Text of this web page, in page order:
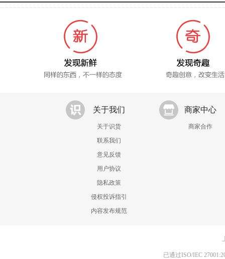
关于我们
关于识货
联系我们
意见反馈
用户协议
隐私政策
侵权投诉指引
内容发布规范
商家中心
商家合作
已通过ISO/IEC